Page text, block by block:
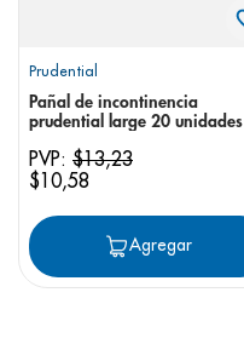
Prudential
Pañal de incontinencia
prudential large 20 unidades
PVP: $13,23
$10,58
Agregar